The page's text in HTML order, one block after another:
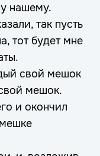
нашему.
так пусть
тот будет мне
свой мешок
мешок.
и окончил